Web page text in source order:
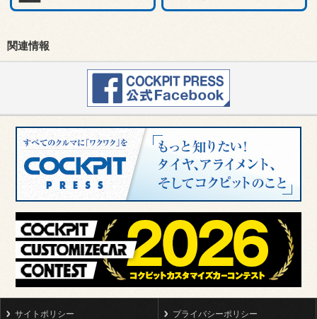
関連情報
サイトポリシー プライバシーポリシー